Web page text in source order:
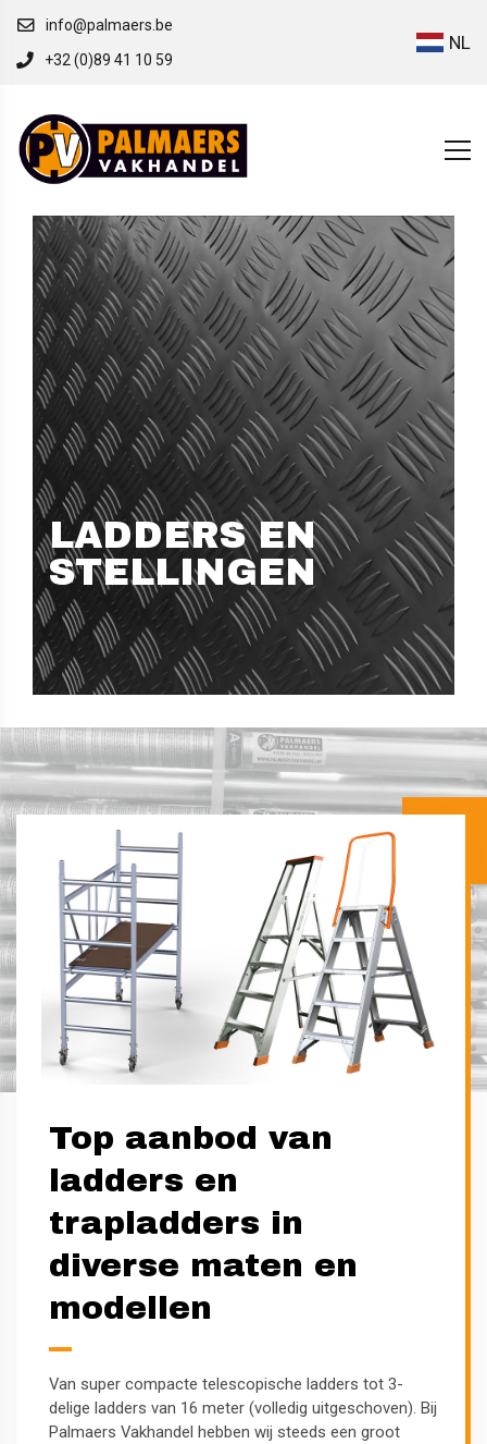
info@palmaers.be
+32 (0)89 41 10 59
NL
LADDERS EN
STELLINGEN
Top aanbod van
ladders en
trapladders in
diverse maten en
modellen
Van super compacte telescopische ladders tot 3-
delige ladders van 16 meter (volledig uitgeschoven). Bij
Palmaers Vakhandel hebben wij steeds een groot